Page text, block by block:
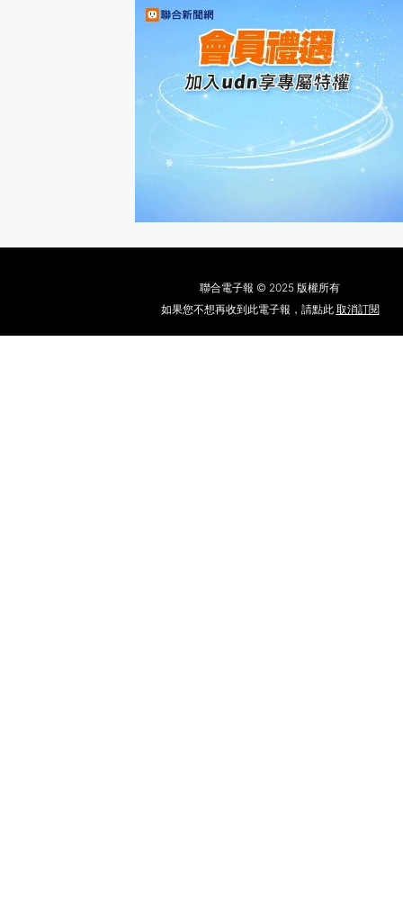
聯合電子報 © 2025 版權所有
如果您不想再收到此電子報，請點此 取消訂閱